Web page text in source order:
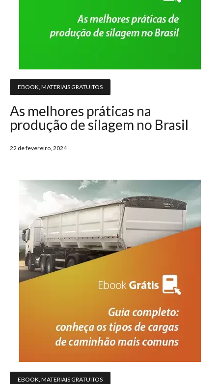
EBOOK, MATERIAIS GRATUITOS
As melhores práticas na
produção de silagem no Brasil
22 de fevereiro, 2024
EBOOK, MATERIAIS GRATUITOS